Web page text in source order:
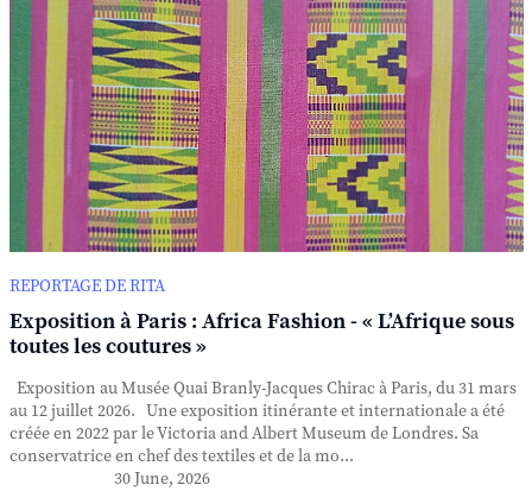
REPORTAGE DE RITA
Exposition à Paris : Africa Fashion - « L’Afrique sous
toutes les coutures »
Exposition au Musée Quai Branly-Jacques Chirac à Paris, du 31 mars
au 12 juillet 2026. Une exposition itinérante et internationale a été
créée en 2022 par le Victoria and Albert Museum de Londres. Sa
conservatrice en chef des textiles et de la mo...
30 June, 2026